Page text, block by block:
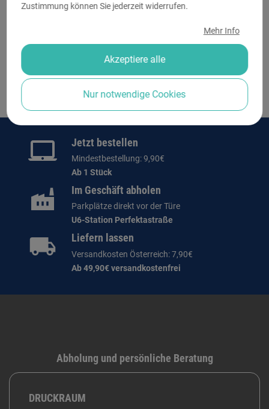
Jetzt bestellen
Mindestbestellung: 9,90€
Ab 1 Stück
Im Geschäft abholen
Parkplätze direkt vor der Türe
U6-Station Perfektastraße
Liefern lassen
Versandkosten Österreich: 7,90€
Ab 49,90€ versandkostenfrei
Abholung und persönliche Beratung
DRUCKRAUM
Zustimmung können Sie jederzeit widerrufen.
Mehr Info
Akzeptiere alle
Nur notwendige Cookies